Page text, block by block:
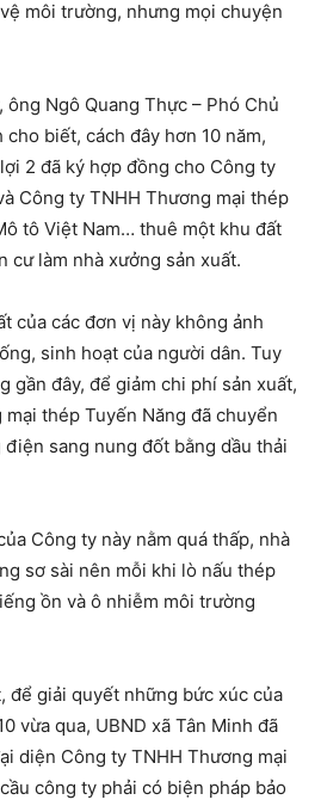
môi trường, nhưng mọi chuyện
ông Ngô Quang Thực – Phó Chủ
cho biết, cách đây hơn 10 năm,
2 đã ký hợp đồng cho Công ty
Công ty TNHH Thương mại thép
tô Việt Nam… thuê một khu đất
cư làm nhà xưởng sản xuất.
của các đơn vị này không ảnh
sinh hoạt của người dân. Tuy
gần đây, để giảm chi phí sản xuất,
thép Tuyến Năng đã chuyển
sang nung đốt bằng dầu thải
Công ty này nằm quá thấp, nhà
sơ sài nên mỗi khi lò nấu thép
ồn và ô nhiễm môi trường
để giải quyết những bức xúc của
vừa qua, UBND xã Tân Minh đã
diện Công ty TNHH Thương mại
công ty phải có biện pháp bảo